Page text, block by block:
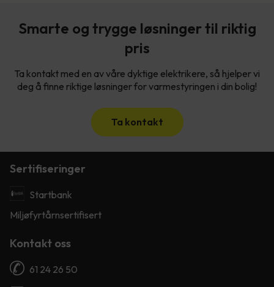
Smarte og trygge løsninger til riktig
pris
Ta kontakt med en av våre dyktige elektrikere, så hjelper vi
deg å finne riktige løsninger for varmestyringen i din bolig!
Ta kontakt
Sertifiseringer
Startbank
Miljøfyrtårnsertifisert
Kontakt oss
61 24 26 50